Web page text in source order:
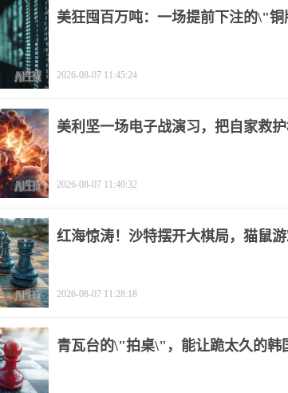
美狂囤百万吨：一场提前下注的\"铜
2026-08-07 11:45:24
美利坚一场电子战演习，把自家救护
2026-08-07 11:40:32
红海惊涛！沙特摆开大棋局，猫鼠
2026-08-07 11:28:18
青瓦台的\"拍桌\"，能让跪太久的韩